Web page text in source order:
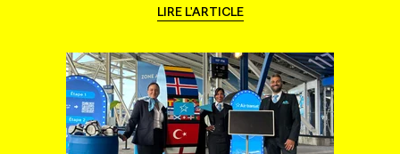
LIRE L'ARTICLE